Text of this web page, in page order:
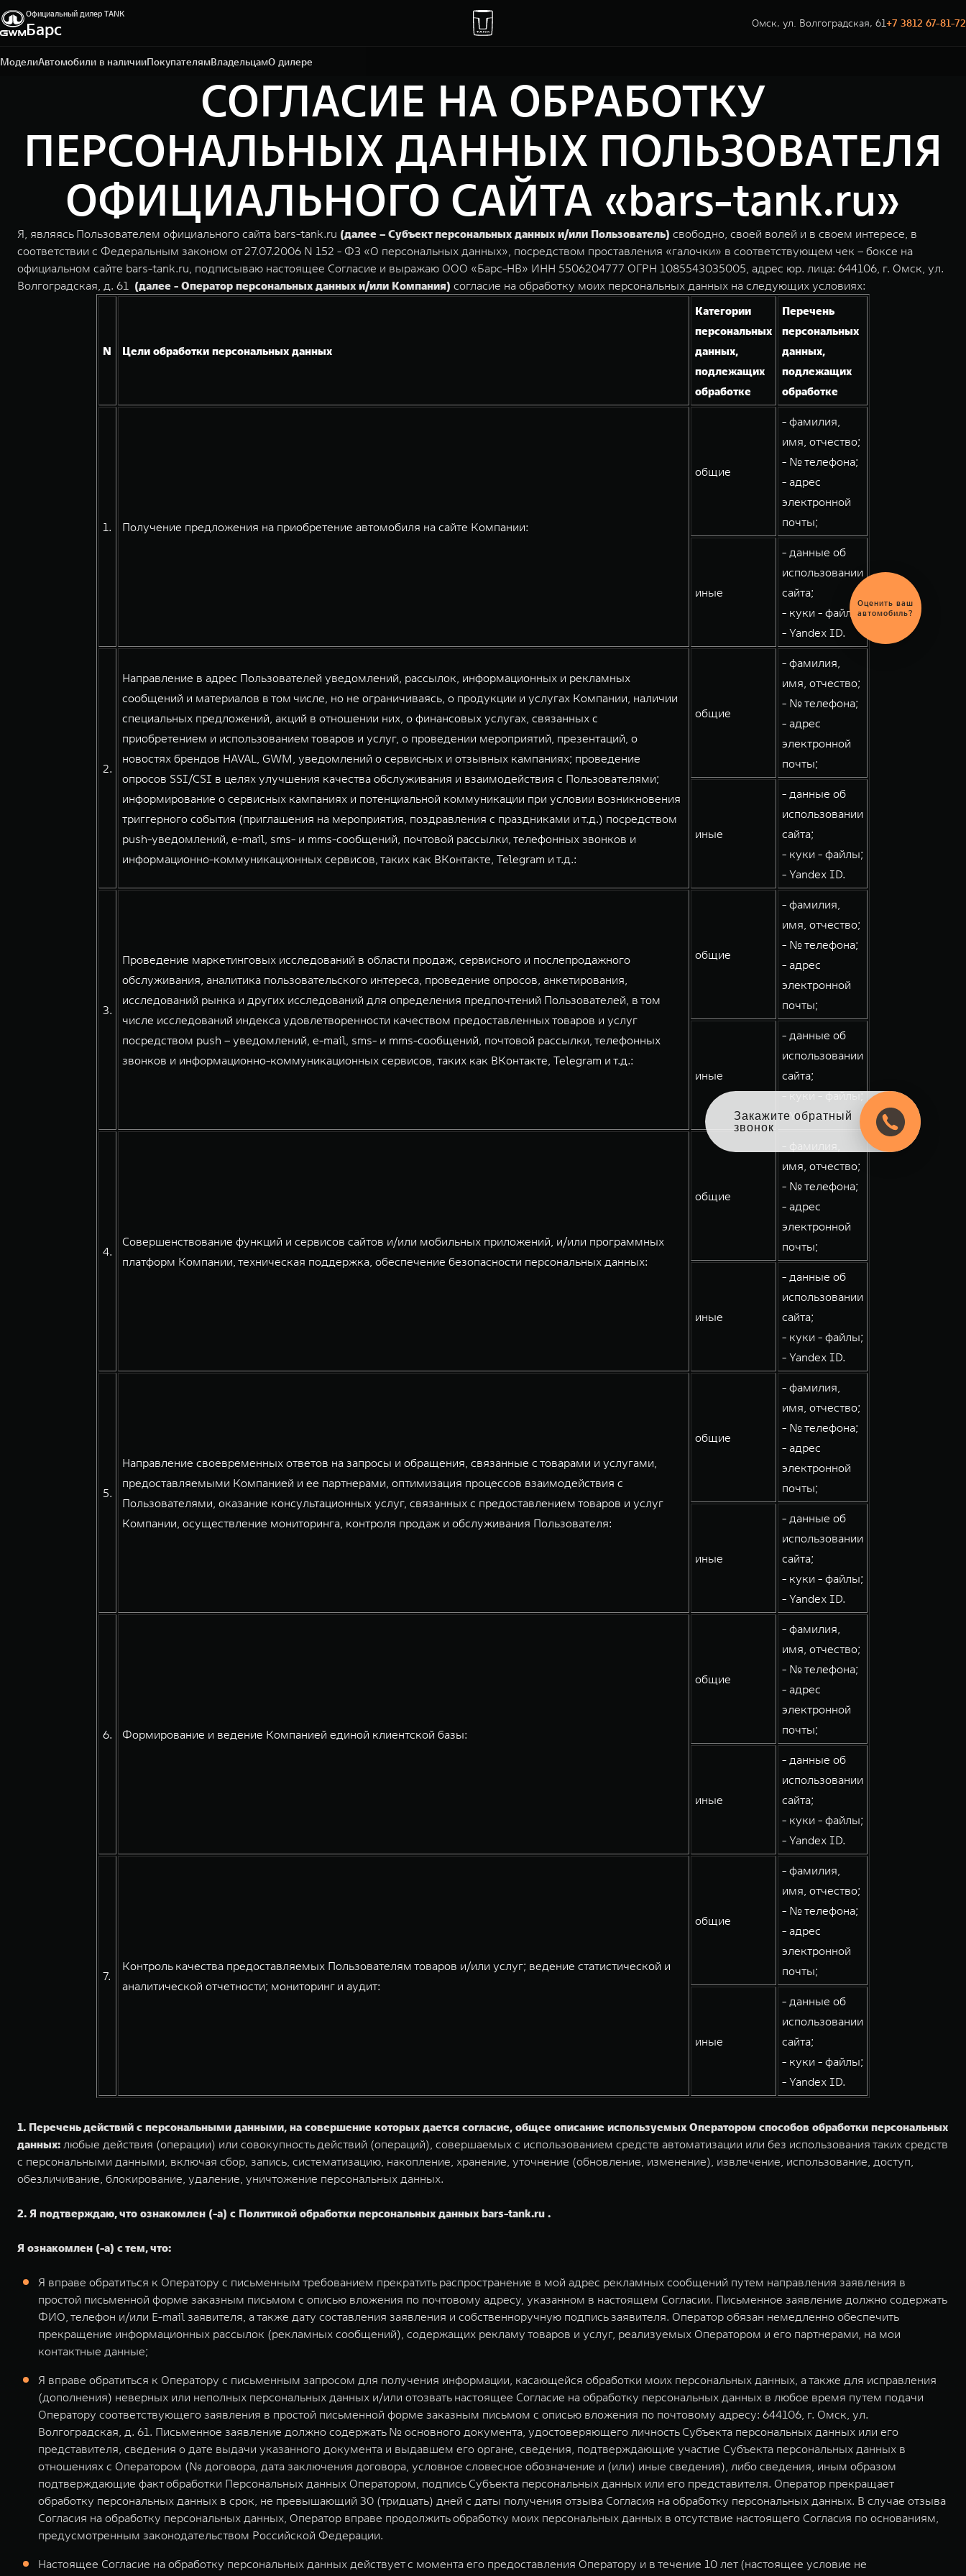
Официальный дилер TANK
Барс Омск, ул. Волгоградская, 61+7 3812 67-81-72
МоделиАвтомобили в наличииПокупателямВладельцамО дилере
Омск, ул. Волгоградская, 61
+7 3812 67-81-72
СОГЛАСИЕ НА ОБРАБОТКУ
ПЕРСОНАЛЬНЫХ ДАННЫХ ПОЛЬЗОВАТЕЛЯ
ОФИЦИАЛЬНОГО САЙТА «bars-tank.ru»
Я, являясь Пользователем официального сайта bars-tank.ru (далее – Субъект персональных данных и/или Пользователь) свободно, своей волей и в своем интересе, в
соответствии с Федеральным законом от 27.07.2006 N 152 - ФЗ «О персональных данных», посредством проставления «галочки» в соответствующем чек – боксе на
официальном сайте bars-tank.ru, подписываю настоящее Согласие и выражаю ООО «Барс-НВ» ИНН 5506204777 ОГРН 1085543035005, адрес юр. лица: 644106, г. Омск, ул.
Волгоградская, д. 61 (далее - Оператор персональных данных и/или Компания) согласие на обработку моих персональных данных на следующих условиях:
N Цели обработки персональных данных
Категории
персональных
данных,
подлежащих
обработке
Перечень
персональных
данных,
подлежащих
обработке
1. Получение предложения на приобретение автомобиля на сайте Компании:
общие
- фамилия,
имя, отчество;
- № телефона;
- адрес
электронной
почты;
иные
- данные об
использовании
сайта;
- куки - файлы;
- Yandex ID.
2.
Направление в адрес Пользователей уведомлений, рассылок, информационных и рекламных
сообщений и материалов в том числе, но не ограничиваясь, о продукции и услугах Компании, наличии
специальных предложений, акций в отношении них, о финансовых услугах, связанных с
приобретением и использованием товаров и услуг, о проведении мероприятий, презентаций, о
новостях брендов HAVAL, GWM, уведомлений о сервисных и отзывных кампаниях; проведение
опросов SSI/CSI в целях улучшения качества обслуживания и взаимодействия с Пользователями;
информирование о сервисных кампаниях и потенциальной коммуникации при условии возникновения
триггерного события (приглашения на мероприятия, поздравления с праздниками и т.д.) посредством
push-уведомлений, e-mail, sms- и mms-сообщений, почтовой рассылки, телефонных звонков и
информационно-коммуникационных сервисов, таких как ВКонтакте, Telegram и т.д.:
общие
- фамилия,
имя, отчество;
- № телефона;
- адрес
электронной
почты;
иные
- данные об
использовании
сайта;
- куки - файлы;
- Yandex ID.
3.
Проведение маркетинговых исследований в области продаж, сервисного и послепродажного
обслуживания, аналитика пользовательского интереса, проведение опросов, анкетирования,
исследований рынка и других исследований для определения предпочтений Пользователей, в том
числе исследований индекса удовлетворенности качеством предоставленных товаров и услуг
посредством push – уведомлений, e-mail, sms- и mms-сообщений, почтовой рассылки, телефонных
звонков и информационно-коммуникационных сервисов, таких как ВКонтакте, Telegram и т.д.:
общие
- фамилия,
имя, отчество;
- № телефона;
- адрес
электронной
почты;
иные
- данные об
использовании
сайта;
- куки - файлы;
- Yandex ID.
4.
Совершенствование функций и сервисов сайтов и/или мобильных приложений, и/или программных
платформ Компании, техническая поддержка, обеспечение безопасности персональных данных:
общие
- фамилия,
имя, отчество;
- № телефона;
- адрес
электронной
почты;
иные
- данные об
использовании
сайта;
- куки - файлы;
- Yandex ID.
5.
Направление своевременных ответов на запросы и обращения, связанные с товарами и услугами,
предоставляемыми Компанией и ее партнерами, оптимизация процессов взаимодействия с
Пользователями, оказание консультационных услуг, связанных с предоставлением товаров и услуг
Компании, осуществление мониторинга, контроля продаж и обслуживания Пользователя:
общие
- фамилия,
имя, отчество;
- № телефона;
- адрес
электронной
почты;
иные
- данные об
использовании
сайта;
- куки - файлы;
- Yandex ID.
6. Формирование и ведение Компанией единой клиентской базы:
общие
- фамилия,
имя, отчество;
- № телефона;
- адрес
электронной
почты;
иные
- данные об
использовании
сайта;
- куки - файлы;
- Yandex ID.
7.
Контроль качества предоставляемых Пользователям товаров и/или услуг; ведение статистической и
аналитической отчетности; мониторинг и аудит:
общие
- фамилия,
имя, отчество;
- № телефона;
- адрес
электронной
почты;
иные
- данные об
использовании
сайта;
- куки - файлы;
- Yandex ID.
1. Перечень действий с персональными данными, на совершение которых дается согласие, общее описание используемых Оператором способов обработки персональных
данных: любые действия (операции) или совокупность действий (операций), совершаемых с использованием средств автоматизации или без использования таких средств
с персональными данными, включая сбор, запись, систематизацию, накопление, хранение, уточнение (обновление, изменение), извлечение, использование, доступ,
обезличивание, блокирование, удаление, уничтожение персональных данных.
2. Я подтверждаю, что ознакомлен (-а) с Политикой обработки персональных данных bars-tank.ru .
Я ознакомлен (-а) с тем, что:
Я вправе обратиться к Оператору с письменным требованием прекратить распространение в мой адрес рекламных сообщений путем направления заявления в
простой письменной форме заказным письмом с описью вложения по почтовому адресу, указанном в настоящем Согласии. Письменное заявление должно содержать
ФИО, телефон и/или E-mail заявителя, а также дату составления заявления и собственноручную подпись заявителя. Оператор обязан немедленно обеспечить
прекращение информационных рассылок (рекламных сообщений), содержащих рекламу товаров и услуг, реализуемых Оператором и его партнерами, на мои
контактные данные;
Я вправе обратиться к Оператору с письменным запросом для получения информации, касающейся обработки моих персональных данных, а также для исправления
(дополнения) неверных или неполных персональных данных и/или отозвать настоящее Согласие на обработку персональных данных в любое время путем подачи
Оператору соответствующего заявления в простой письменной форме заказным письмом с описью вложения по почтовому адресу: 644106, г. Омск, ул.
Волгоградская, д. 61. Письменное заявление должно содержать № основного документа, удостоверяющего личность Субъекта персональных данных или его
представителя, сведения о дате выдачи указанного документа и выдавшем его органе, сведения, подтверждающие участие Субъекта персональных данных в
отношениях с Оператором (№ договора, дата заключения договора, условное словесное обозначение и (или) иные сведения), либо сведения, иным образом
подтверждающие факт обработки Персональных данных Оператором, подпись Субъекта персональных данных или его представителя. Оператор прекращает
обработку персональных данных в срок, не превышающий 30 (тридцать) дней с даты получения отзыва Согласия на обработку персональных данных. В случае отзыва
Согласия на обработку персональных данных, Оператор вправе продолжить обработку моих персональных данных в отсутствие настоящего Согласия по основаниям,
предусмотренным законодательством Российской Федерации.
Настоящее Согласие на обработку персональных данных действует с момента его предоставления Оператору и в течение 10 лет (настоящее условие не
обмен
автомобиля
Закажите обратный
звонок